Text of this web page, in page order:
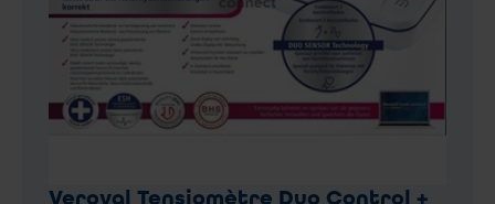
Veroval Tensiomètre Duo Control +